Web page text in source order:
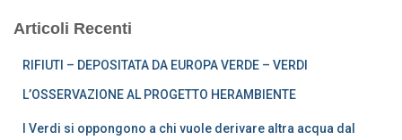
Articoli Recenti
RIFIUTI – DEPOSITATA DA EUROPA VERDE – VERDI
L’OSSERVAZIONE AL PROGETTO HERAMBIENTE
I Verdi si oppongono a chi vuole derivare altra acqua dal